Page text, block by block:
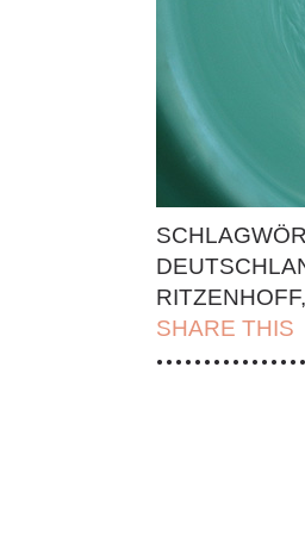
RITZENHOFF,
SHARE THIS